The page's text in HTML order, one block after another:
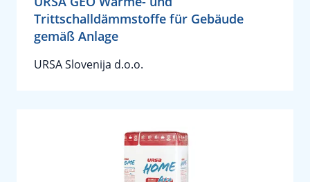
Trittschalldämmstoffe für Gebäude
gemäß Anlage
URSA Slovenija d.o.o.